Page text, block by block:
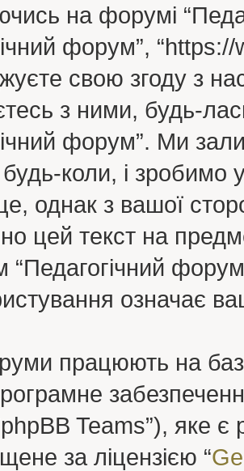
на форумі
форум”,
свою згоду з
з ними, будь-
форум”. Ми
коли, і
однак з вашої
цей текст на
означає
працюють на
Teams”), яке
за ліцензією “